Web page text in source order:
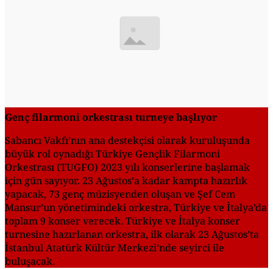
Genç filarmoni orkestrası turneye başlıyor
Sabancı Vakfı’nın ana destekçisi olarak kuruluşunda
büyük rol oynadığı Türkiye Gençlik Filarmoni
Orkestrası (TUGFO) 2023 yılı konserlerine başlamak
için gün sayıyor. 23 Ağustos’a kadar kampta hazırlık
yapacak, 73 genç müzisyenden oluşan ve Şef Cem
Mansur’un yönetimindeki orkestra, Türkiye ve İtalya’da
toplam 9 konser verecek. Türkiye ve İtalya konser
turnesine hazırlanan orkestra, ilk olarak 23 Ağustos’ta
İstanbul Atatürk Kültür Merkezi’nde seyirci ile
buluşacak.